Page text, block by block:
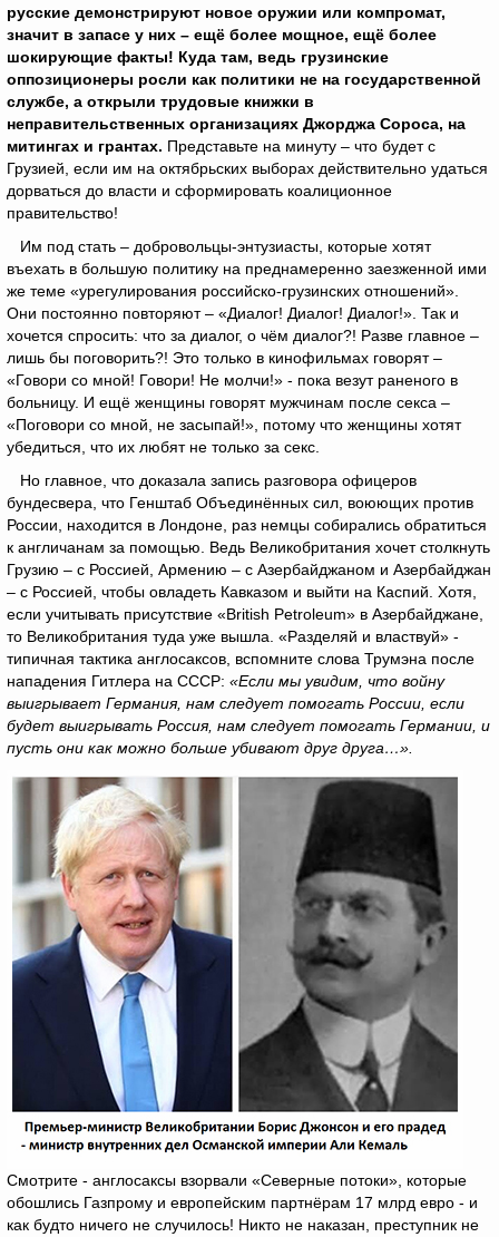
русские демонстрируют новое оружии или компромат,
значит в запасе у них – ещё более мощное, ещё более
шокирующие факты! Куда там, ведь грузинские
оппозиционеры росли как политики не на государственной
службе, а открыли трудовые книжки в
неправительственных организациях Джорджа Сороса, на
митингах и грантах. Представьте на минуту – что будет с
Грузией, если им на октябрьских выборах действительно удаться
дорваться до власти и сформировать коалиционное
правительство!
Им под стать – добровольцы-энтузиасты, которые хотят
въехать в большую политику на преднамеренно заезженной ими
же теме «урегулирования российско-грузинских отношений».
Они постоянно повторяют – «Диалог! Диалог! Диалог!». Так и
хочется спросить: что за диалог, о чём диалог?! Разве главное –
лишь бы поговорить?! Это только в кинофильмах говорят –
«Говори со мной! Говори! Не молчи!» - пока везут раненого в
больницу. И ещё женщины говорят мужчинам после секса –
«Поговори со мной, не засыпай!», потому что женщины хотят
убедиться, что их любят не только за секс.
Но главное, что доказала запись разговора офицеров
бундесвера, что Генштаб Объединённых сил, воюющих против
России, находится в Лондоне, раз немцы собирались обратиться
к англичанам за помощью. Ведь Великобритания хочет столкнуть
Грузию – с Россией, Армению – с Азербайджаном и Азербайджан
– с Россией, чтобы овладеть Кавказом и выйти на Каспий. Хотя,
если учитывать присутствие «British Petroleum» в Азербайджане,
то Великобритания туда уже вышла. «Разделяй и властвуй» -
типичная тактика англосаксов, вспомните слова Трумэна после
нападения Гитлера на СССР: «Если мы увидим, что войну
выигрывает Германия, нам следует помогать России, если
будет выигрывать Россия, нам следует помогать Германии, и
пусть они как можно больше убивают друг друга…».
Смотрите - англосаксы взорвали «Северные потоки», которые
обошлись Газпрому и европейским партнёрам 17 млрд евро - и
как будто ничего не случилось! Никто не наказан, преступник не